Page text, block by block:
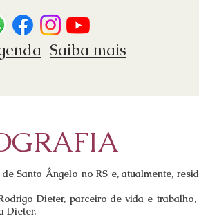
Saiba mais
Santo Ângelo no RS e, atualmente,
Dieter, parceiro de vida e trabalho,
Dieter.